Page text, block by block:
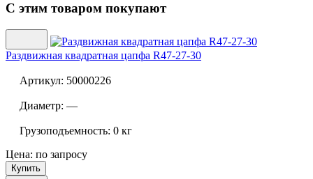
С этим товаром покупают
Раздвижная квадратная цапфа R47-27-30
Артикул: 50000226
Диаметр: —
Грузоподъемность: 0 кг
Цена: по запросу
Купить